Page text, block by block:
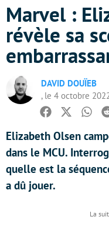
Marvel :
révèle sa
DAVID DOUÏEB
, le 4 octobre
Facebook
Twitter
Elizabeth Olsen
dans le MCU.
quelle est la
a dû jouer.